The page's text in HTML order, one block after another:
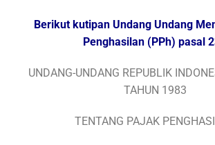
Berikut kutipan Undang Undang
Penghasilan (PPh) pasal
UNDANG-UNDANG REPUBLIK
TAHUN 1983
TENTANG PAJAK